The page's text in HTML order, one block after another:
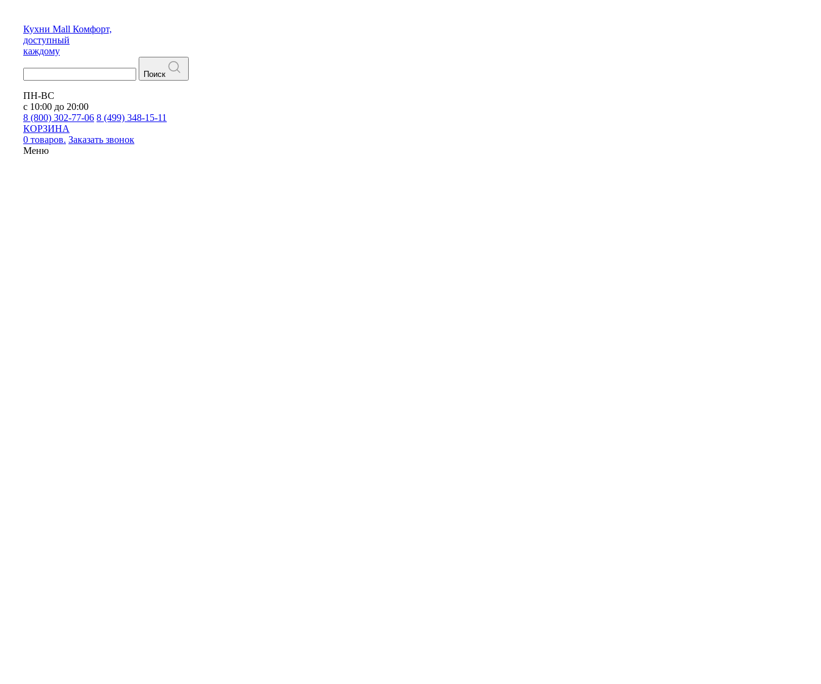
Кухни Mall Комфорт,
доступный
каждому
Поиск
ПН-ВС
с 10:00 до 20:00
8 (800) 302-77-06 8 (499) 348-15-11
КОРЗИНА
0 товаров. Заказать звонок
Меню